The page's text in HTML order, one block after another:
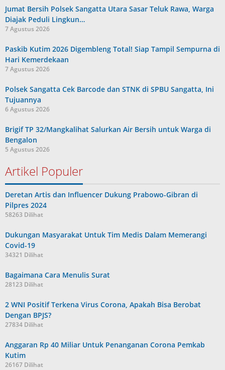
Jumat Bersih Polsek Sangatta Utara Sasar Teluk Rawa, Warga
Diajak Peduli Lingkun…
7 Agustus 2026
Paskib Kutim 2026 Digembleng Total! Siap Tampil Sempurna di
Hari Kemerdekaan
7 Agustus 2026
Polsek Sangatta Cek Barcode dan STNK di SPBU Sangatta, Ini
Tujuannya
6 Agustus 2026
Brigif TP 32/Mangkalihat Salurkan Air Bersih untuk Warga di
Bengalon
5 Agustus 2026
Artikel Populer
Deretan Artis dan Influencer Dukung Prabowo-Gibran di
Pilpres 2024
58263 Dilihat
Dukungan Masyarakat Untuk Tim Medis Dalam Memerangi
Covid-19
34321 Dilihat
Bagaimana Cara Menulis Surat
28123 Dilihat
2 WNI Positif Terkena Virus Corona, Apakah Bisa Berobat
Dengan BPJS?
27834 Dilihat
Anggaran Rp 40 Miliar Untuk Penanganan Corona Pemkab
Kutim
26167 Dilihat